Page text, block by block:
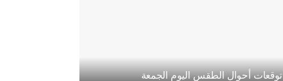
توقعات أحوال الطقس اليوم الجمعة